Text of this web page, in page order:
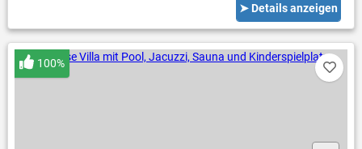
➤ Details anzeigen
100%